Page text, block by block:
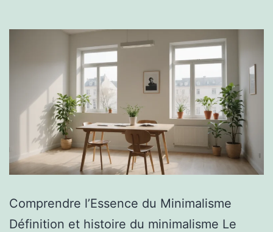
Comprendre l’Essence du Minimalisme
Définition et histoire du minimalisme Le